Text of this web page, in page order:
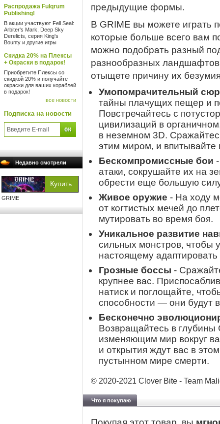
Распродажа Fulqrum
Publishing!
В акции участвуют Fell Seal:
Arbiter's Mark, Deep Sky
Derelicts, серия King's
Bounty и другие игры
Скидка 20% на Плексы
+ Окраски в подарок!
Приобретите Плексы со
скидкой 20% и получайте
окраски для ваших кораблей
в подарок!
все новости
Подписка на новости
Недавно смотрели
GRIME
предыдущие формы.
В GRIME вы можете играть
которые больше всего вам
можно подобрать разный
разнообразных
отыщете причину их
Умопомрачительный
тайны плачущих пещер и
Повстречайтесь с
цивилизаций в
в неземном 3D.
этим миром, и впитывайте
Бескомпромиссные бои
атаки, сокрушайте их на
обрести еще большую
Живое оружие - На ходу
от когтистых мечей до
мутировать во время боя.
Уникальное развитие
сильных монстров, чтобы
настоящему
Грозные боссы -
крупнее вас.
натиск и поглощайте,
способности — они будут
Бесконечно
Возвращайтесь в глубины
изменяющим мир вокруг
и открытия ждут вас в
пустынном мире смерти.
© 2020-2021 Clover Bite - Team
Что я покупаю